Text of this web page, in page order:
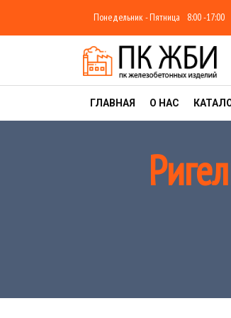
Понедельник - Пятница 8:00 -17:00
ГЛАВНАЯ О НАС